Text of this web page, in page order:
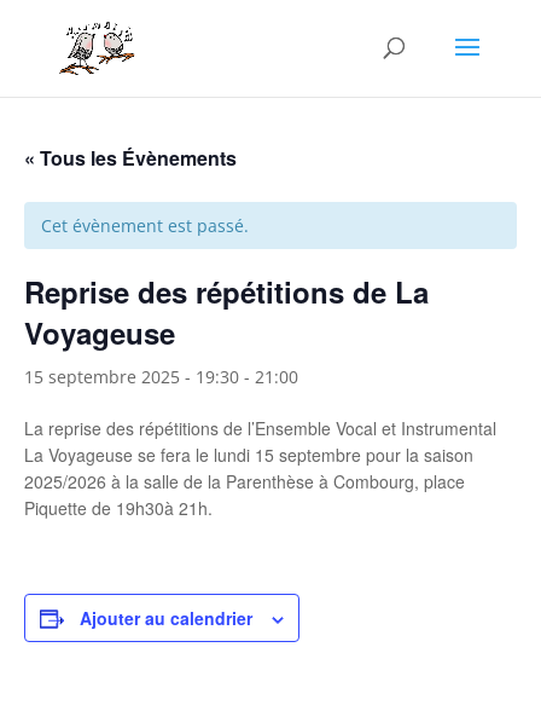
« Tous les Évènements
Cet évènement est passé.
Reprise des répétitions de La
Voyageuse
15 septembre 2025 - 19:30 - 21:00
La reprise des répétitions de l’Ensemble Vocal et Instrumental
La Voyageuse se fera le lundi 15 septembre pour la saison
2025/2026 à la salle de la Parenthèse à Combourg, place
Piquette de 19h30à 21h.
Ajouter au calendrier